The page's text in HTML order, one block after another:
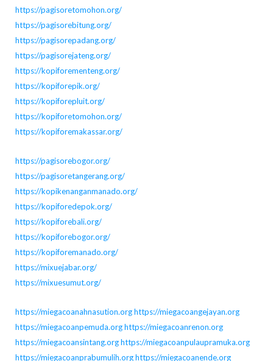
https://pagisoretomohon.org/
https://pagisorebitung.org/
https://pagisorepadang.org/
https://pagisorejateng.org/
https://kopiforementeng.org/
https://kopiforepik.org/
https://kopiforepluit.org/
https://kopiforetomohon.org/
https://kopiforemakassar.org/
https://pagisorebogor.org/
https://pagisoretangerang.org/
https://kopikenanganmanado.org/
https://kopiforedepok.org/
https://kopiforebali.org/
https://kopiforebogor.org/
https://kopiforemanado.org/
https://mixuejabar.org/
https://mixuesumut.org/
https://miegacoanahnasution.orghttps://miegacoangejayan.org
https://miegacoanpemuda.orghttps://miegacoanrenon.org
https://miegacoansintang.orghttps://miegacoanpulaupramuka.org
https://miegacoanprabumulih.orghttps://miegacoanende.org